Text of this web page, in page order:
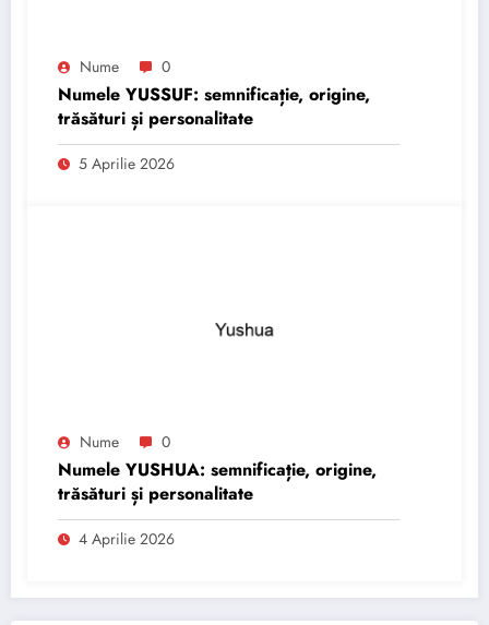
Nume 0
Numele YUSSUF: semnificație, origine,
trăsături și personalitate
5 Aprilie 2026
Nume 0
Numele YUSHUA: semnificație, origine,
trăsături și personalitate
4 Aprilie 2026